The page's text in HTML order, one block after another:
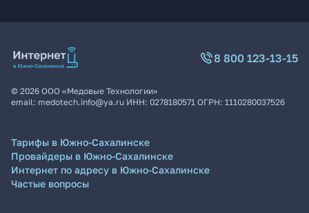
8 800 123-13-15
© 2026 ООО «Медовые Технологии»
email: medotech.info@ya.ru ИНН: 0278180571 ОГРН: 1110280037526
Тарифы в Южно-Сахалинске
Провайдеры в Южно-Сахалинске
Интернет по адресу в Южно-Сахалинске
Частые вопросы